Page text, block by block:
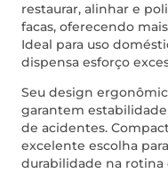
restaurar, alinhar e
facas, oferecendo
Ideal para uso
dispensa esforço
Seu design
garantem
de acidentes.
excelente escolha
durabilidade na rotina